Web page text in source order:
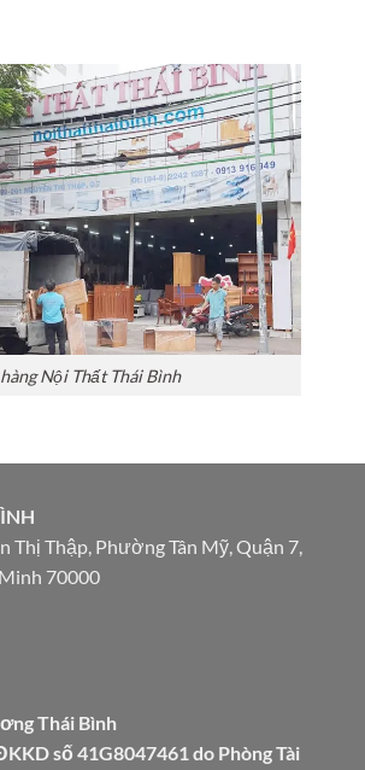
Nội Thất Thái Bình
Thị Thập, Phường Tân Mỹ, Quận 7,
70000
Thái Bình
số 41G8047461 do Phòng Tài